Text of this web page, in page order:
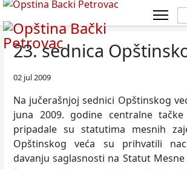
23. sednica
02 jul 2009
Na jučerašnjoj sednici Opštinskog
juna 2009. godine centralne
pripadale su statutima mesnih
Opštinskog veća su prihvatili
davanju saglasnosti na Statut Mesne